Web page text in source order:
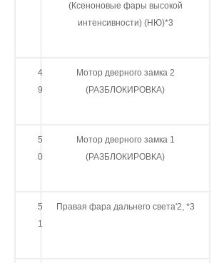
(Ксеноновые фары высокой
интенсивности) (НЮ)*3
4
9
Мотор дверного замка 2
(РАЗБЛОКИРОВКА)
5
0
Мотор дверного замка 1
(РАЗБЛОКИРОВКА)
5
1
Правая фара дальнего света'2, *3